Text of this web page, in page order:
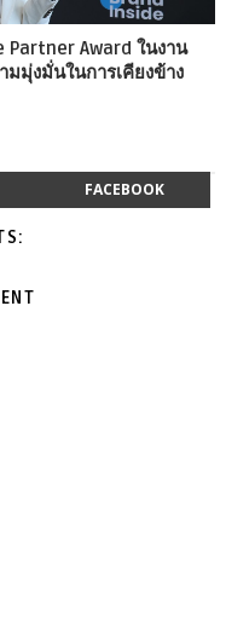
Partner Award ในงาน
มุ่งมั่นในการเคียงข้าง
FACEBOOK